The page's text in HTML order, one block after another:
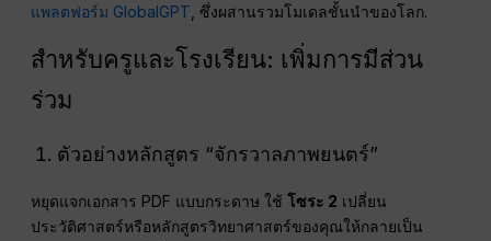
แพลตฟอร์ม GlobalGPT , ซึ่งผสานรวมโมเดลชั้นนำของโลก.
สำหรับครูและโรงเรียน: เพิ่มการมีส่วน
ร่วม
ตัวอย่างหลักสูตร “จักรวาลภาพยนตร์”
หยุดแจกเอกสาร PDF แบบกระดาษ ใช้โซระ 2 เปลี่ยน
ประวัติศาสตร์หรือหลักสูตรวิทยาศาสตร์ของคุณให้กลายเป็น